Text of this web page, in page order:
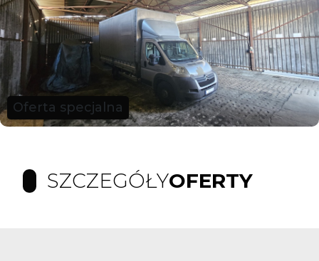
Oferta specjalna
SZCZEGÓŁYOFERTY